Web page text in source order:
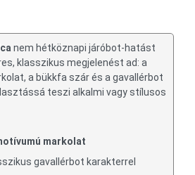
nem hétköznapi járóbot-hatást
klasszikus megjelenést ad: a
a bükkfa szár és a gavallérbot
teszi alkalmi vagy stílusos
markolat
gavallérbot karakterrel